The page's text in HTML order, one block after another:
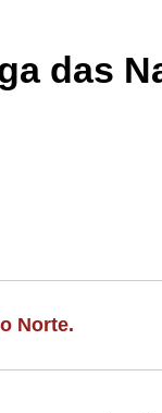
das
Norte.